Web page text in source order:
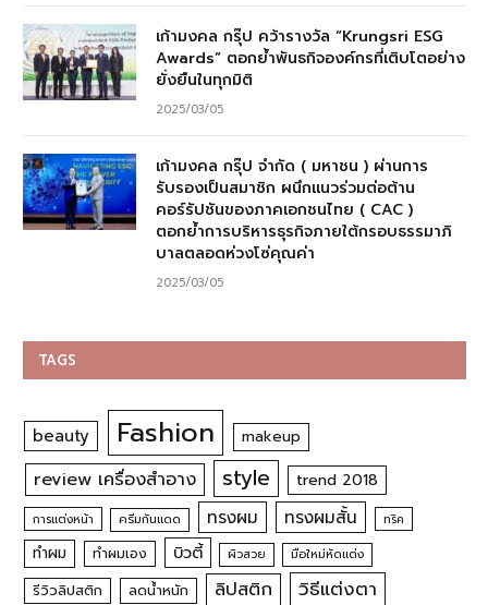
เก้ามงคล กรุ๊ป คว้ารางวัล “Krungsri ESG
Awards” ตอกย้ำพันธกิจองค์กรที่เติบโตอย่าง
ยั่งยืนในทุกมิติ
2025/03/05
เก้ามงคล กรุ๊ป จำกัด ( มหาชน ) ผ่านการ
รับรองเป็นสมาชิก ผนึกแนวร่วมต่อต้าน
คอร์รัปชันของภาคเอกชนไทย ( CAC )
ตอกย้ำการบริหารธุรกิจภายใต้กรอบธรรมาภิ
บาลตลอดห่วงโซ่คุณค่า
2025/03/05
TAGS
beauty Fashion makeup
review เครื่องสำอาง style trend 2018
การแต่งหน้า ครีมกันแดด ทรงผม ทรงผมสั้น ทริค
ทำผม ทำผมเอง บิวตี้ ผิวสวย มือใหม่หัดแต่ง
รีวิวลิปสติก ลดน้ำหนัก ลิปสติก วิธีแต่งตา